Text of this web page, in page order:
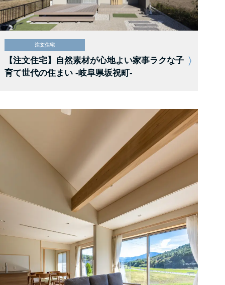
注文住宅
【注文住宅】自然素材が心地よい家事ラクな子
育て世代の住まい -岐阜県坂祝町-